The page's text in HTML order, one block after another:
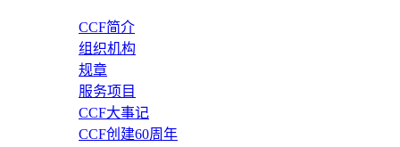
CCF简介
组织机构
规章
服务项目
CCF大事记
CCF创建60周年